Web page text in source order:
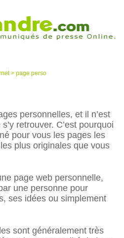
> page perso
personnelles, et il n’est
retrouver. C’est pourquoi
pour vous les pages les
plus originales que vous
page web personnelle,
une personne pour
ses idées ou simplement
sont généralement très